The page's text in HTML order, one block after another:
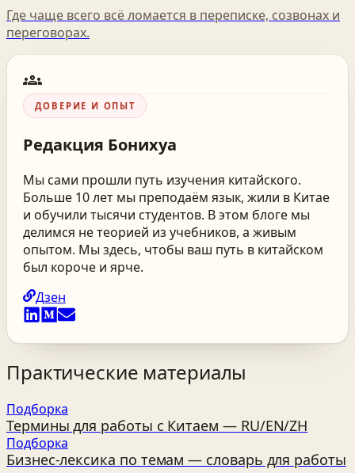
Где чаще всего всё ломается в переписке, созвонах и
переговорах.
groups
ДОВЕРИЕ И ОПЫТ
Редакция Бонихуа
Мы сами прошли путь изучения китайского.
Больше 10 лет мы преподаём язык, жили в Китае
и обучили тысячи студентов. В этом блоге мы
делимся не теорией из учебников, а живым
опытом. Мы здесь, чтобы ваш путь в китайском
был короче и ярче.
Дзен
Практические материалы
Подборка
Термины для работы с Китаем — RU/EN/ZH
Подборка
Бизнес‑лексика по темам — словарь для работы